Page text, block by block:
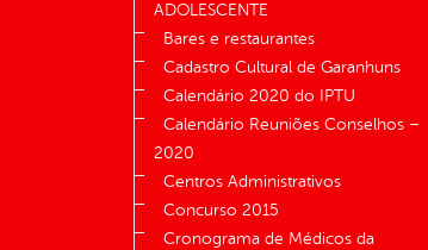
ADOLESCENTE
Bares e restaurantes
Cadastro Cultural de Garanhuns
Calendário 2020 do IPTU
Calendário Reuniões Conselhos –
2020
Centros Administrativos
Concurso 2015
Cronograma de Médicos da